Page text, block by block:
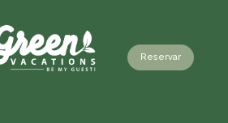
Reservar